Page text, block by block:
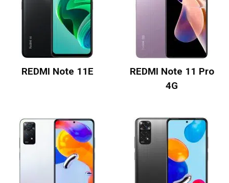
REDMI Note 11E
REDMI Note 11 Pro
4G